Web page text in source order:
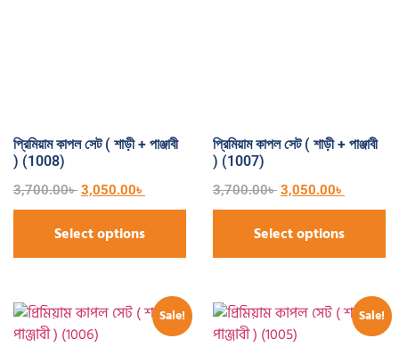
প্রিমিয়াম কাপল সেট ( শাড়ী + পাঞ্জাবী
) (1008)
3,700.00৳ 3,050.00৳
Select options
প্রিমিয়াম কাপল সেট ( শাড়ী + পাঞ্জাবী
) (1007)
3,700.00৳ 3,050.00৳
Select options
Sale! Sale!